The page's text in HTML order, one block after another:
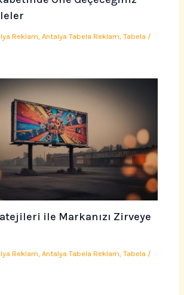
Reklam,Antalya Tabela Reklam,Tabela /
ile Markanızı Zirveye
Reklam,Antalya Tabela Reklam,Tabela /